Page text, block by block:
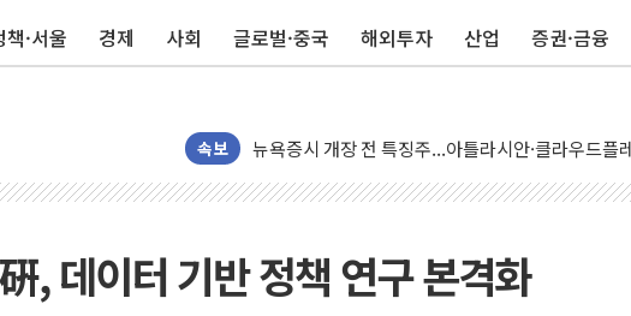
책·서울 경제 사회 글로벌·중국 해외투자 산업 증권·금융
속보
보훈부, 미 DPAA와 MOU… "6·25 미군 실종자
트럼프 "금리 내려야"…파월 때와 달리 워시엔 톤
李 "해남 태양광, 대한민국 다음 100년 밑거름…수
, 데이터 기반 정책 연구 본격화